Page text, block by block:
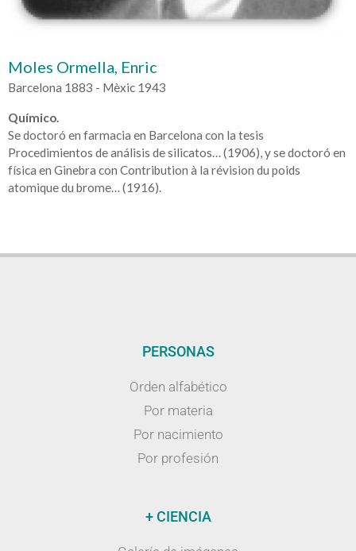
Moles Ormella, Enric
Barcelona 1883 - Mèxic 1943
Químico.
Se doctoró en farmacia en Barcelona con la tesis
Procedimientos de análisis de silicatos… (1906), y se doctoró en
física en Ginebra con Contribution à la révision du poids
atomique du brome… (1916).
PERSONAS
Orden alfabético
Por materia
Por nacimiento
Por profesión
+ CIENCIA